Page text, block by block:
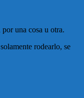
una cosa u otra.
rodearlo, se